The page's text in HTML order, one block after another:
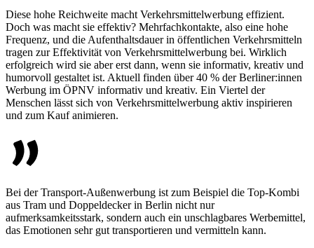
Diese hohe Reichweite macht Verkehrsmittelwerbung effizient.
Doch was macht sie effektiv? Mehrfachkontakte, also eine hohe
Frequenz, und die Aufenthaltsdauer in öffentlichen Verkehrsmitteln
tragen zur Effektivität von Verkehrsmittelwerbung bei. Wirklich
erfolgreich wird sie aber erst dann, wenn sie informativ, kreativ und
humorvoll gestaltet ist. Aktuell finden über 40 % der Berliner:innen
Werbung im ÖPNV informativ und kreativ. Ein Viertel der
Menschen lässt sich von Verkehrsmittelwerbung aktiv inspirieren
und zum Kauf animieren.
Bei der Transport-Außenwerbung ist zum Beispiel die Top-Kombi
aus Tram und Doppeldecker in Berlin nicht nur
aufmerksamkeitsstark, sondern auch ein unschlagbares Werbemittel,
das Emotionen sehr gut transportieren und vermitteln kann.